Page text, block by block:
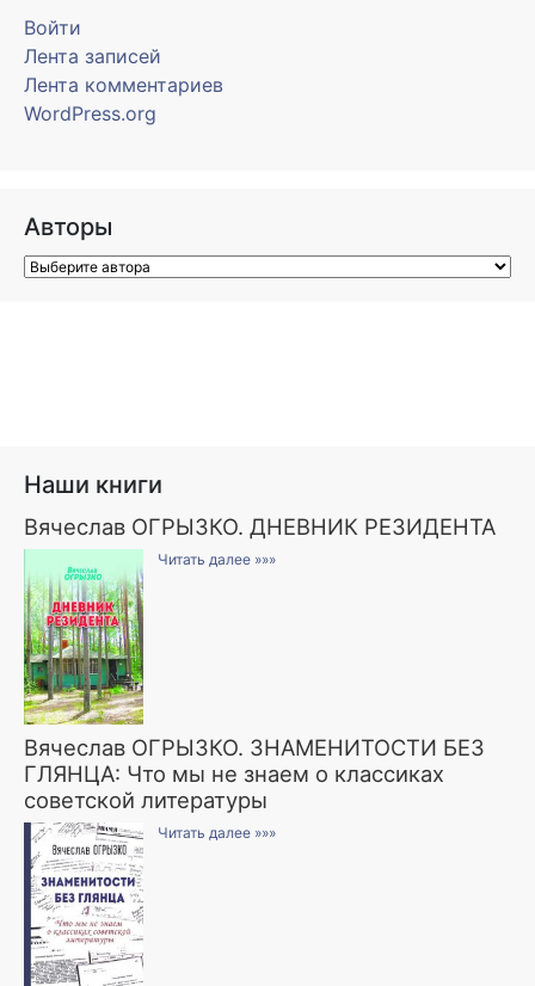
Войти
Лента записей
Лента комментариев
WordPress.org
Авторы
Наши книги
Вячеслав ОГРЫЗКО. ДНЕВНИК РЕЗИДЕНТА
Читать далее »»»
Вячеслав ОГРЫЗКО. ЗНАМЕНИТОСТИ БЕЗ
ГЛЯНЦА: Что мы не знаем о классиках
советской литературы
Читать далее »»»